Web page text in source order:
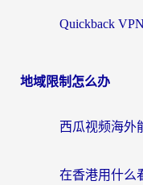
地域限制怎么办